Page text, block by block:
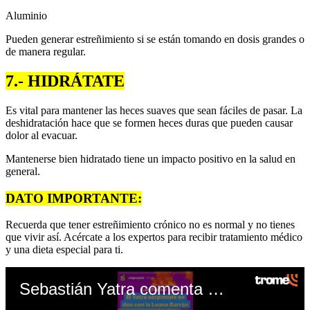
Aluminio
Pueden generar estreñimiento si se están tomando en dosis grandes o
de manera regular.
7.- HIDRÁTATE
Es vital para mantener las heces suaves que sean fáciles de pasar. La
deshidratación hace que se formen heces duras que pueden causar
dolor al evacuar.
Mantenerse bien hidratado tiene un impacto positivo en la salud en
general.
DATO IMPORTANTE:
Recuerda que tener estreñimiento crónico no es normal y no tienes
que vivir así. Acércate a los expertos para recibir tratamiento médico
y una dieta especial para ti.
Sebastián Yatra comenta a otra modelo peruana-OJO